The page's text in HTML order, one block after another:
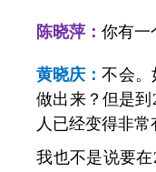
陈晓萍：你有一
黄晓庆：不会。
做出来？但是到
人已经变得非常
我也不是说要